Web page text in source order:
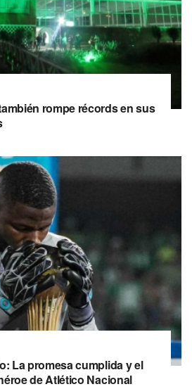
rompe récords en sus
La promesa cumplida y el
de Atlético Nacional